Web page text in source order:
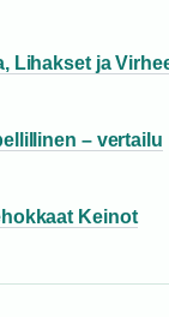
Lihakset ja
– vertailu
Keinot